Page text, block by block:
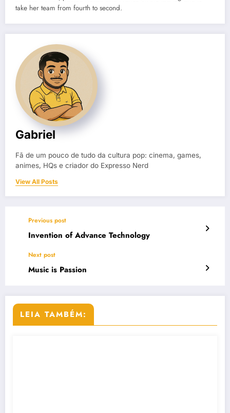
take her team from fourth to second.
Gabriel
Fã de um pouco de tudo da cultura pop: cinema, games,
animes, HQs e criador do Expresso Nerd
View All Posts
Previous post
Invention of Advance Technology
Next post
Music is Passion
LEIA TAMBÉM: